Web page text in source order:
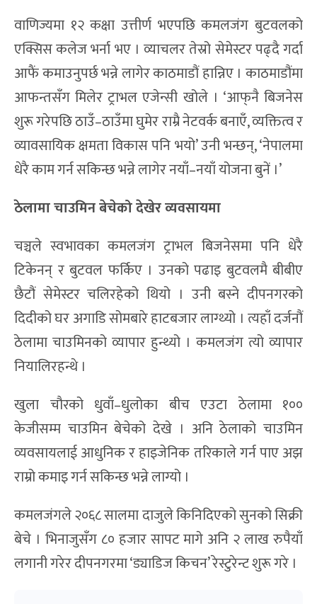
वाणिज्यमा १२ कक्षा उत्तीर्ण भएपछि कमलजंग बुटवलको
एक्सिस कलेज भर्ना भए । व्याचलर तेस्रो सेमेस्टर पढ्दै गर्दा
आफैं कमाउनुपर्छ भन्ने लागेर काठमाडौं हान्निए । काठमाडौंमा
आफन्तसँग मिलेर ट्राभल एजेन्सी खोले । ‘आफ्‌नै बिजनेस
शुरू गरेपछि ठाउँ–ठाउँमा घुमेर राम्रै नेटवर्क बनाएँ, व्यक्तित्व र
व्यावसायिक क्षमता विकास पनि भयो’ उनी भन्छन्, ‘नेपालमा
धेरै काम गर्न सकिन्छ भन्ने लागेर नयाँ–नयाँ योजना बुनें ।’
ठेलामा चाउमिन बेचेको देखेर व्यवसायमा
चञ्चले स्वभावका कमलजंग ट्राभल बिजनेसमा पनि धेरै
टिकेनन् र बुटवल फर्किए । उनको पढाइ बुटवलमै बीबीए
छैटौं सेमेस्टर चलिरहेको थियो । उनी बस्ने दीपनगरको
दिदीको घर अगाडि सोमबारे हाटबजार लाग्थ्यो । त्यहाँ दर्जनौं
ठेलामा चाउमिनको व्यापार हुन्थ्यो । कमलजंग त्यो व्यापार
नियालिरहन्थे ।
खुला चौरको धुवाँ–धुलोका बीच एउटा ठेलामा १००
केजीसम्म चाउमिन बेचेको देखे । अनि ठेलाको चाउमिन
व्यवसायलाई आधुनिक र हाइजेनिक तरिकाले गर्न पाए अझ
राम्रो कमाइ गर्न सकिन्छ भन्ने लाग्यो ।
कमलजंगले २०६८ सालमा दाजुले किनिदिएको सुनको सिक्री
बेचे । भिनाजुसँग ८० हजार सापट मागे अनि २ लाख रुपैयाँ
लगानी गरेर दीपनगरमा ‘ड्याडिज किचन’ रेस्टुरेन्ट शुरू गरे ।